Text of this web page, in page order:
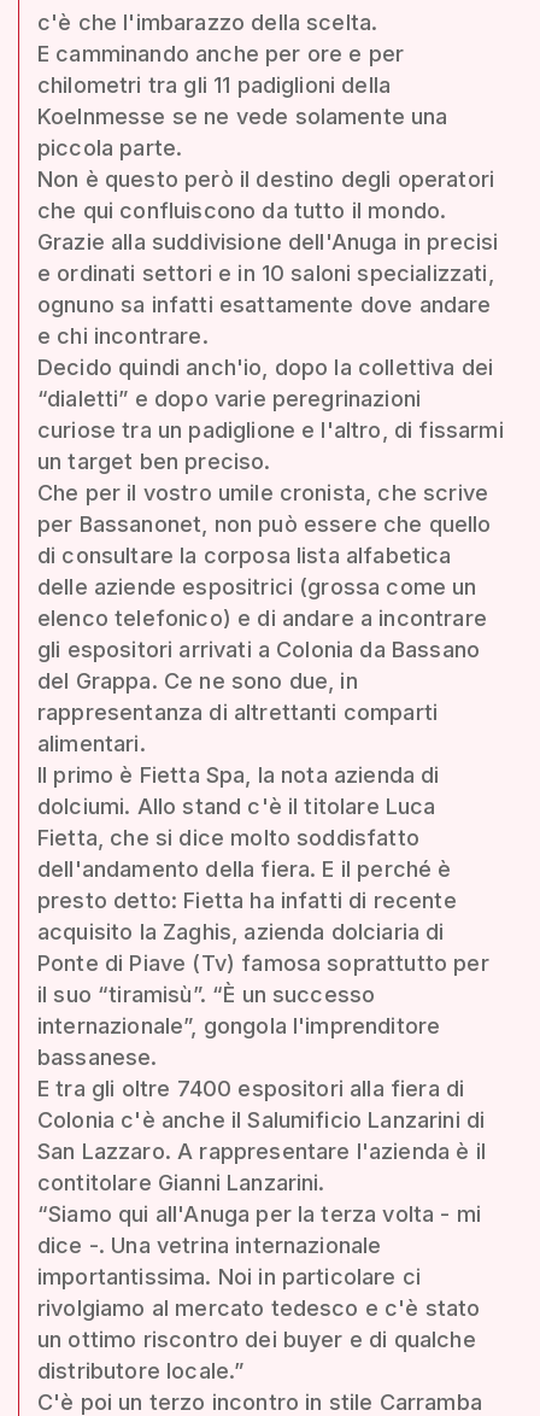
c'è che l'imbarazzo della scelta.
E camminando anche per ore e per
chilometri tra gli 11 padiglioni della
Koelnmesse se ne vede solamente una
piccola parte.
Non è questo però il destino degli operatori
che qui confluiscono da tutto il mondo.
Grazie alla suddivisione dell'Anuga in precisi
e ordinati settori e in 10 saloni specializzati,
ognuno sa infatti esattamente dove andare
e chi incontrare.
Decido quindi anch'io, dopo la collettiva dei
“dialetti” e dopo varie peregrinazioni
curiose tra un padiglione e l'altro, di fissarmi
un target ben preciso.
Che per il vostro umile cronista, che scrive
per Bassanonet, non può essere che quello
di consultare la corposa lista alfabetica
delle aziende espositrici (grossa come un
elenco telefonico) e di andare a incontrare
gli espositori arrivati a Colonia da Bassano
del Grappa. Ce ne sono due, in
rappresentanza di altrettanti comparti
alimentari.
Il primo è Fietta Spa, la nota azienda di
dolciumi. Allo stand c'è il titolare Luca
Fietta, che si dice molto soddisfatto
dell'andamento della fiera. E il perché è
presto detto: Fietta ha infatti di recente
acquisito la Zaghis, azienda dolciaria di
Ponte di Piave (Tv) famosa soprattutto per
il suo “tiramisù”. “È un successo
internazionale”, gongola l'imprenditore
bassanese.
E tra gli oltre 7400 espositori alla fiera di
Colonia c'è anche il Salumificio Lanzarini di
San Lazzaro. A rappresentare l'azienda è il
contitolare Gianni Lanzarini.
“Siamo qui all'Anuga per la terza volta - mi
dice -. Una vetrina internazionale
importantissima. Noi in particolare ci
rivolgiamo al mercato tedesco e c'è stato
un ottimo riscontro dei buyer e di qualche
distributore locale.”
C'è poi un terzo incontro in stile Carramba